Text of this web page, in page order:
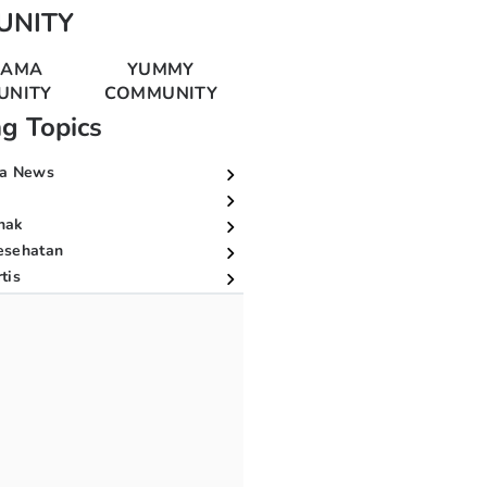
YUMMY
COMMUNITY
Topics
News